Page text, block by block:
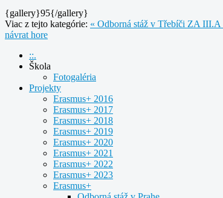
{gallery}95{/gallery}
Viac z tejto kategórie: « Odborná stáž v Třebíči ZA III.A
návrat hore
::.
Škola
Fotogaléria
Projekty
Erasmus+ 2016
Erasmus+ 2017
Erasmus+ 2018
Erasmus+ 2019
Erasmus+ 2020
Erasmus+ 2021
Erasmus+ 2022
Erasmus+ 2023
Erasmus+